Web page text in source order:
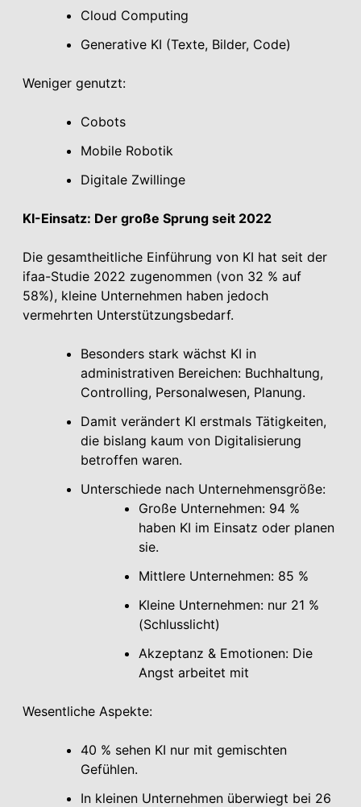
Cloud Computing
Generative KI (Texte, Bilder, Code)
Weniger genutzt:
Cobots
Mobile Robotik
Digitale Zwillinge
KI-Einsatz: Der große Sprung seit 2022
Die gesamtheitliche Einführung von KI hat seit der
ifaa-Studie 2022 zugenommen (von 32 % auf
58%), kleine Unternehmen haben jedoch
vermehrten Unterstützungsbedarf.
Besonders stark wächst KI in
administrativen Bereichen: Buchhaltung,
Controlling, Personalwesen, Planung.
Damit verändert KI erstmals Tätigkeiten,
die bislang kaum von Digitalisierung
betroffen waren.
Unterschiede nach Unternehmensgröße:
Große Unternehmen: 94 %
haben KI im Einsatz oder planen
sie.
Mittlere Unternehmen: 85 %
Kleine Unternehmen: nur 21 %
(Schlusslicht)
Akzeptanz & Emotionen: Die
Angst arbeitet mit
Wesentliche Aspekte:
40 % sehen KI nur mit gemischten
Gefühlen.
In kleinen Unternehmen überwiegt bei 26